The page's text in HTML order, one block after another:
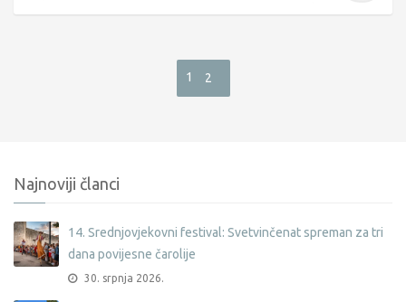
1 2
Najnoviji članci
14. Srednjovjekovni festival: Svetvinčenat spreman za tri
dana povijesne čarolije
30. srpnja 2026.